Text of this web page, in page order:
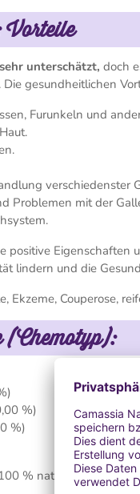
Vorteile
unterschätzt, doch
gesundheitlichen
Furunkeln und
verschiedenster
Problemen mit der
positive
lindern und die
Ekzeme, Couperose,
(Chemotyp):
%)
%)
% naturrein